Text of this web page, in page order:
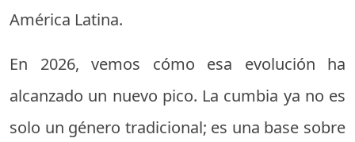
América Latina.
En 2026, vemos cómo esa evolución ha
alcanzado un nuevo pico. La cumbia ya no es
solo un género tradicional; es una base sobre